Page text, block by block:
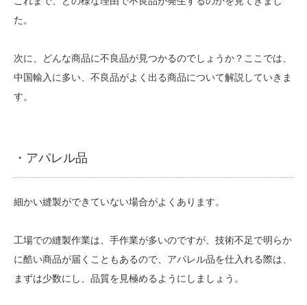
た。
次に、どんな商品に不良品が見つかるのでしょうか？ ここでは、
中国輸入に多い、不良品がよく出る商品について解説していきま
す。
・アパレル品
細かい縫製ができていない場合がよくあります。
工場での縫製作業は、手作業が多いのですが、技術不足で明らか
に酷い商品が届くこともあるので、アパレル品を仕入れる際は、
まずは少数にし、品質を見極めるようにしましょう。